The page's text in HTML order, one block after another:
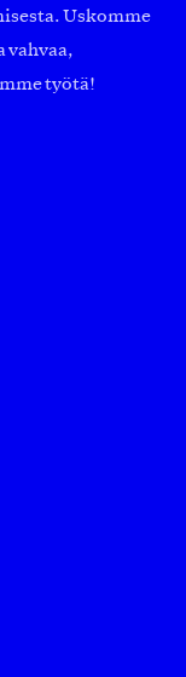
Uskomme
vahvaa,
työtä!